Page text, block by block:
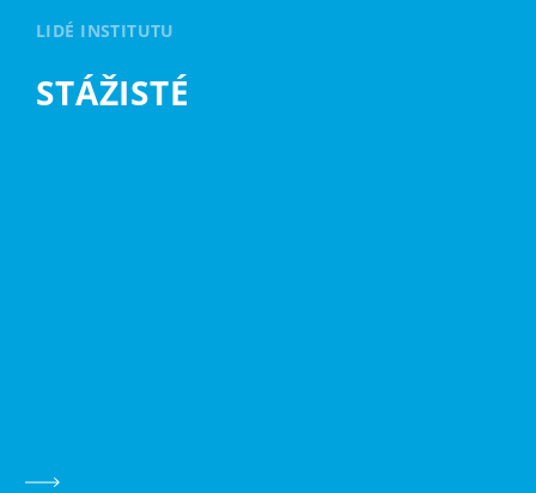
STÁŽISTÉ
LIDÉ INSTITUTU